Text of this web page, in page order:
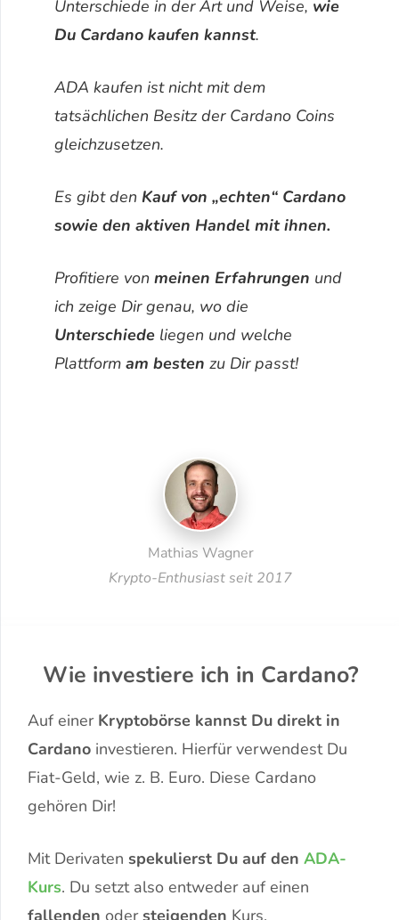
Unterschiede in der Art und Weise, wie
Du Cardano kaufen kannst.
ADA kaufen ist nicht mit dem
tatsächlichen Besitz der Cardano Coins
gleichzusetzen.
Es gibt den Kauf von „echten“ Cardano
sowie den aktiven Handel mit ihnen.
Profitiere von meinen Erfahrungen und
ich zeige Dir genau, wo die
Unterschiede liegen und welche
Plattform am besten zu Dir passt!
Mathias Wagner
Krypto-Enthusiast seit 2017
Wie investiere ich in Cardano?
Auf einer Kryptobörse kannst Du direkt in
Cardano investieren. Hierfür verwendest Du
Fiat-Geld, wie z. B. Euro. Diese Cardano
gehören Dir!
Mit Derivaten spekulierst Du auf den ADA-
Kurs. Du setzt also entweder auf einen
fallenden odersteigenden Kurs.